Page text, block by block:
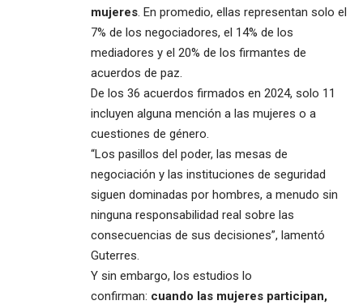
mujeres. En promedio, ellas representan solo el
7% de los negociadores, el 14% de los
mediadores y el 20% de los firmantes de
acuerdos de paz.
De los 36 acuerdos firmados en 2024, solo 11
incluyen alguna mención a las mujeres o a
cuestiones de género.
“Los pasillos del poder, las mesas de
negociación y las instituciones de seguridad
siguen dominadas por hombres, a menudo sin
ninguna responsabilidad real sobre las
consecuencias de sus decisiones”, lamentó
Guterres.
Y sin embargo, los estudios lo
confirman: cuando las mujeres participan,